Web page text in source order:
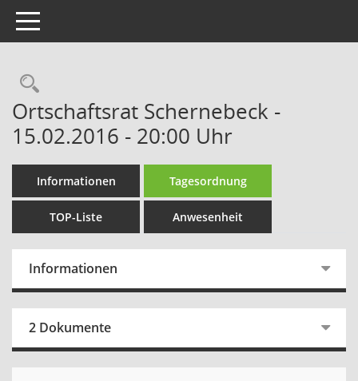
Toggle navigation
Rechercheauswahl
Ortschaftsrat Schernebeck -
15.02.2016 - 20:00 Uhr
Informationen Tagesordnung
TOP-Liste Anwesenheit
Informationen
2 Dokumente